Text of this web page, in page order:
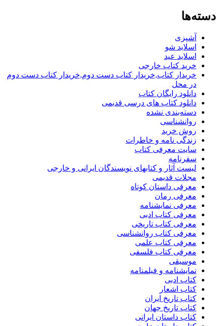
دسته‌ها
آشپزی
اسلاید شو
اسلاید عید
خرید کتاب خارجی
خریدار کتاب,خریدار کتاب دست دوم,خریدار کتاب دست دوم
در محل
دانلود رایگان کتاب
دانلود کتاب های درسی قدیمی
دسته‌بندی نشده
روانشناسی
روش خرید
زندگی نامه و خاطرات
سایت معرفی کتاب
سفرنامه
لیست آثار و کتابهای نویسندگان ایرانی و خارجی
مجلات قدیمی
معرفی داستان کوتاه
معرفی رمان
معرفی نمایشنامه
معرفی کتاب ادبی
معرفی کتاب تاریخی
معرفی کتاب روانشناسی
معرفی کتاب علمی
معرفی کتاب فلسفی
موسیقی
نمایشنامه و فیلمنامه
کتاب ادبی
کتاب اشعار
کتاب تاریخ ایران
کتاب تاریخ جهان
کتاب داستان ایرانی